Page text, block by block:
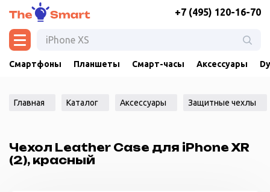
+7 (495) 120-16-70
Смартфоны Планшеты Смарт-часы Аксессуары
Главная Каталог Аксессуары Защитные чехлы
Чехол Leather Case для iPhone XR
(2), красный